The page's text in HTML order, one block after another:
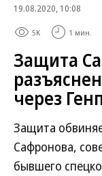
19.08.2020, 10:08
5K 1 мин.
Защита
через
Защита
Сафронова,
бывшего